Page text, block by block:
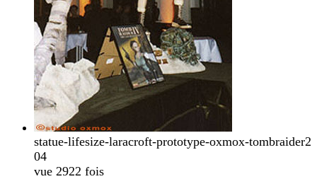
statue-lifesize-laracroft-prototype-oxmox-tombraider2
04
vue 2922 fois